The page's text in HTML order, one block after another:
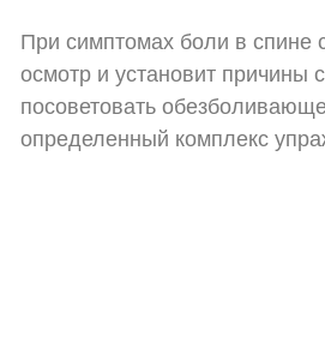
При симптомах боли в спине
осмотр и установит причины
посоветовать
определенный комплекс